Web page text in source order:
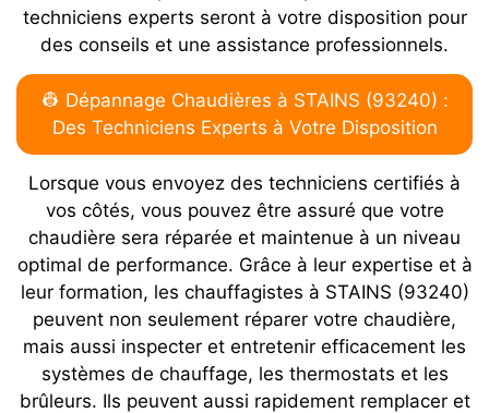
techniciens experts seront à votre disposition pour
des conseils et une assistance professionnels.
👷 Dépannage Chaudières à STAINS (93240) :
Des Techniciens Experts à Votre Disposition
Lorsque vous envoyez des techniciens certifiés à
vos côtés, vous pouvez être assuré que votre
chaudière sera réparée et maintenue à un niveau
optimal de performance. Grâce à leur expertise et à
leur formation, les chauffagistes à STAINS (93240)
peuvent non seulement réparer votre chaudière,
mais aussi inspecter et entretenir efficacement les
systèmes de chauffage, les thermostats et les
brûleurs. Ils peuvent aussi rapidement remplacer et